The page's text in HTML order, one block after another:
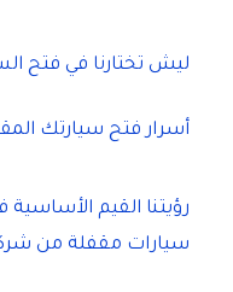
ليش تختارنا في فتح
أسرار فتح سيارتك
رؤيتنا القيم
سيارات مقفلة من